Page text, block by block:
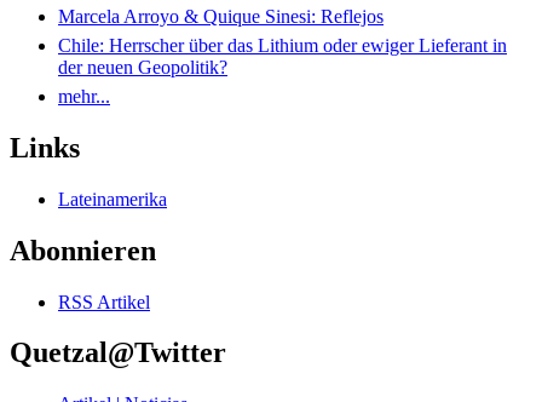
Marcela Arroyo & Quique Sinesi: Reflejos
Chile: Herrscher über das Lithium oder ewiger Lieferant in
der neuen Geopolitik?
mehr...
Links
Lateinamerika
Abonnieren
RSS Artikel
Quetzal@Twitter